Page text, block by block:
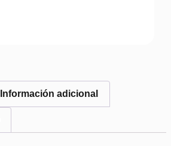
Información adicional